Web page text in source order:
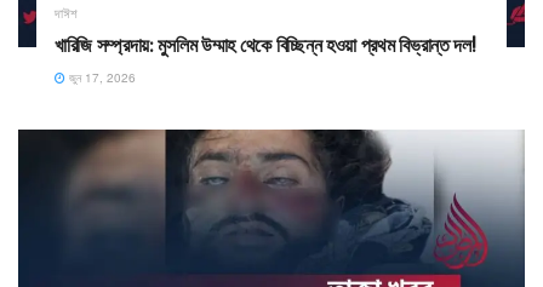
দাঈশ
খারিজি সম্প্রদায়: মুসলিম উম্মাহ থেকে বিচ্ছিন্ন হওয়া প্রথম বিভ্রান্ত দল! ​
জুন 17, 2026